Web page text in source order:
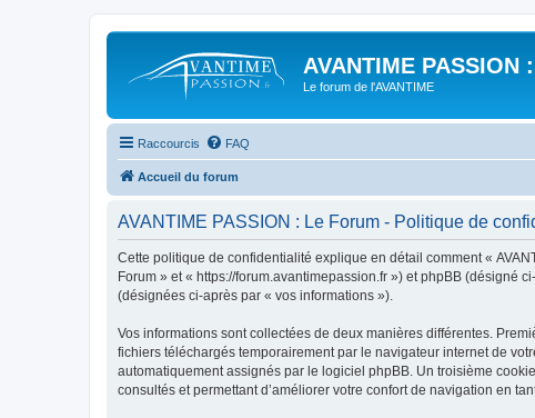
AVANTIME PASSION
Le forum de l'AVANTIME
Raccourcis FAQ
Accueil du forum
AVANTIME PASSION : Le Forum - Politique de
Cette politique de confidentialité explique en détail comment «
Forum » et « https://forum.avantimepassion.fr ») et phpBB (désigné
(désignées ci-après par « vos informations »).
Vos informations sont collectées de deux manières différentes.
fichiers téléchargés temporairement par le navigateur internet de
automatiquement assignés par le logiciel phpBB. Un troisième
consultés et permettant d’améliorer votre confort de navigation en